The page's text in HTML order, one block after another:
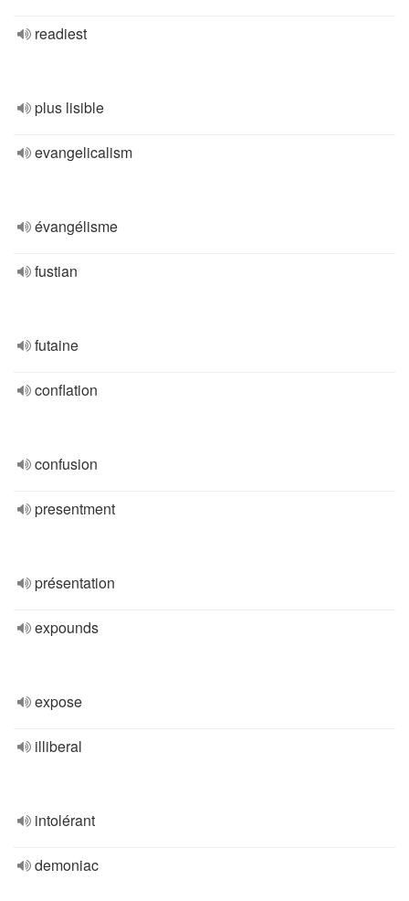
readiest
plus lisible
evangelicalism
évangélisme
fustian
futaine
conflation
confusion
presentment
présentation
expounds
expose
illiberal
intolérant
demoniac